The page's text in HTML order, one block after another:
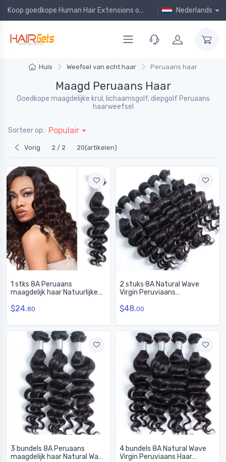
Koop goedkope Human Hair Extensions online! Nederlands
Huis Weefsel van echt haar Peruaans haar
Maagd Peruaans Haar
Goedkope maagdelijke krul, lichaamsgolf, diepgolf Peruaans
haarweefsel
Sorteer op: Populair
Vorig 2 / 2 20(artikelen)
1 stks 8A Peruaans
maagdelijk haar Natuurlijke
Prijs:
$24.80
2 stuks 8A Natural Wave
Virgin Peruviaans
$48.00
3 bundels 8A Peruaans
maagdelijk haar Natural Wave
4 bundels 8A Natural Wave
Virgin Peruviaans Haar